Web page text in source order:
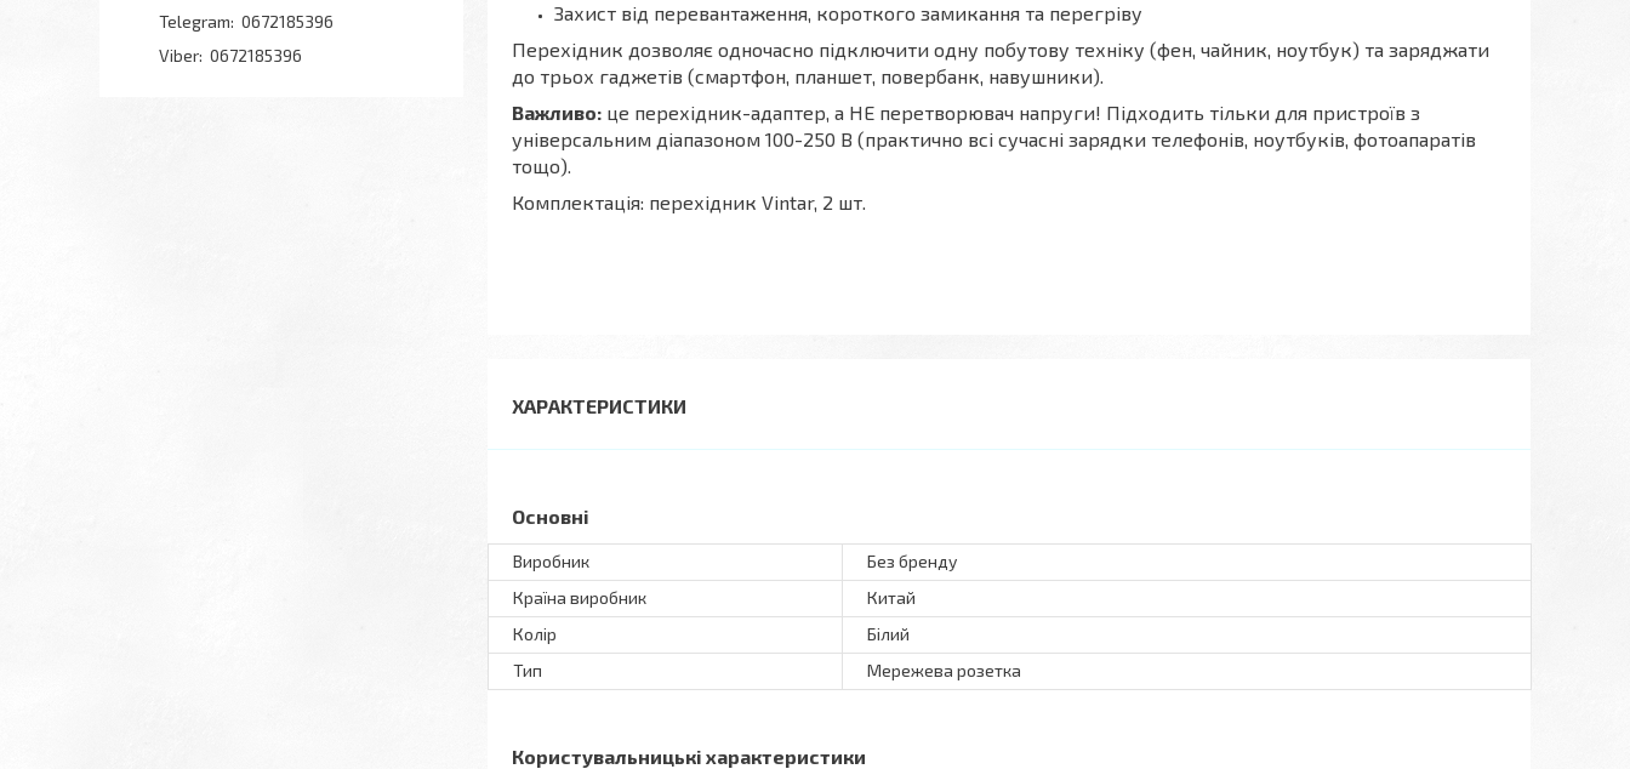
Захист від перевантаження, короткого замикання та перегріву
Перехідник дозволяє одночасно підключити одну побутову техніку (фен, чайник, ноутбук) та заряджати
до трьох гаджетів (смартфон, планшет, повербанк, навушники).
Важливо: це перехідник-адаптер, а НЕ перетворювач напруги! Підходить тільки для пристроїв з
універсальним діапазоном 100-250 В (практично всі сучасні зарядки телефонів, ноутбуків, фотоапаратів
тощо).
Комплектація: перехідник Vintar, 2 шт.
ХАРАКТЕРИСТИКИ
Основні
Виробник
Без бренду
Країна виробник
Китай
Колір
Білий
Тип
Мережева розетка
Користувальницькі характеристики
0672185396
0672185396